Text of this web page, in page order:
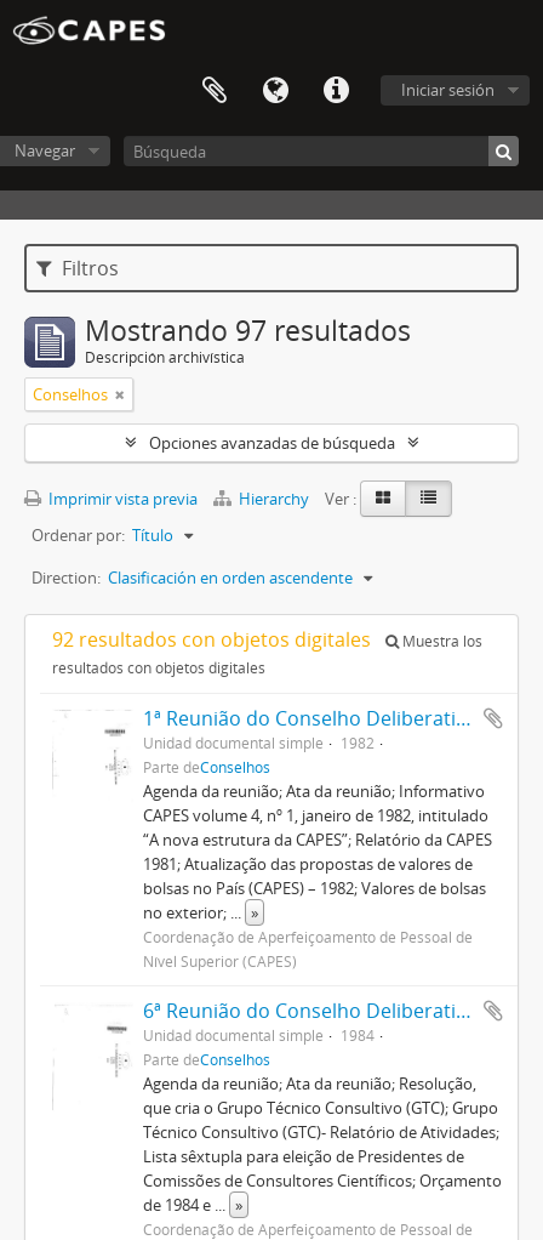
Iniciar sesión
Navegar
Filtros
Mostrando 97 resultados
Descripción archivística
Conselhos
Opciones avanzadas de búsqueda
Imprimir vista previa Hierarchy
Ver :
Ordenar por: Título
Direction: Clasificación en orden ascendente
92 resultados con objetos digitales
Muestra los
resultados con objetos digitales
1ª Reunião do Conselho Deliberativo
Unidad documental simple
1982
Parte deConselhos
Agenda da reunião; Ata da reunião; Informativo
CAPES volume 4, nº 1, janeiro de 1982, intitulado
“A nova estrutura da CAPES”; Relatório da CAPES
1981; Atualização das propostas de valores de
bolsas no País (CAPES) – 1982; Valores de bolsas
no exterior; ... »
Coordenação de Aperfeiçoamento de Pessoal de
Nível Superior (CAPES)
6ª Reunião do Conselho Deliberativo
Unidad documental simple
1984
Parte deConselhos
Agenda da reunião; Ata da reunião; Resolução,
que cria o Grupo Técnico Consultivo (GTC); Grupo
Técnico Consultivo (GTC)- Relatório de Atividades;
Lista sêxtupla para eleição de Presidentes de
Comissões de Consultores Científicos; Orçamento
de 1984 e ... »
Coordenação de Aperfeiçoamento de Pessoal de